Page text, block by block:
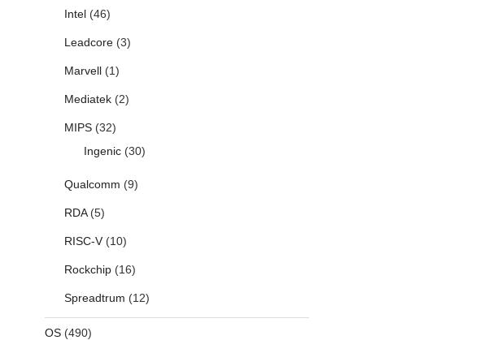
Intel(46)
Leadcore(3)
Marvell(1)
Mediatek(2)
MIPS(32)
Ingenic(30)
Qualcomm (9)
RDA(5)
RISC-V(10)
Rockchip(16)
Spreadtrum (12)
OS(490)